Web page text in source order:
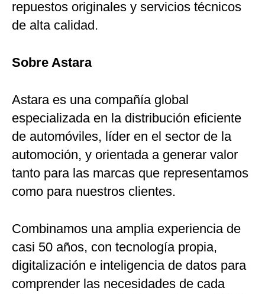
repuestos originales y servicios técnicos
de alta calidad.
Sobre Astara
Astara es una compañía global
especializada en la distribución eficiente
de automóviles, líder en el sector de la
automoción, y orientada a generar valor
tanto para las marcas que representamos
como para nuestros clientes.
Combinamos una amplia experiencia de
casi 50 años, con tecnología propia,
digitalización e inteligencia de datos para
comprender las necesidades de cada